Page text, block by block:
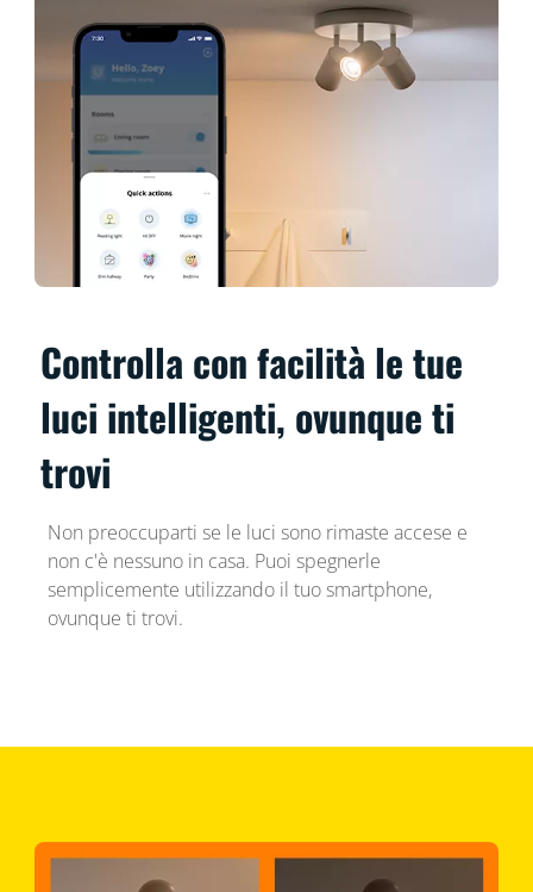
Controlla con facilità le tue
luci intelligenti, ovunque ti
trovi
Non preoccuparti se le luci sono rimaste accese e
non c'è nessuno in casa. Puoi spegnerle
semplicemente utilizzando il tuo smartphone,
ovunque ti trovi.